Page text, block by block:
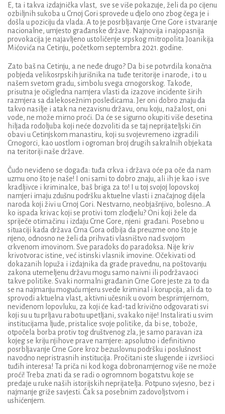
E, ta i takva izdajnička vlast, sve se više pokazuje, želi da po cijenu
ozbiljnih sukoba u Crnoj Gori sprovede u djelo ono zbog čega je i
došla u poziciju da vlada. A to je posrbljavanje Crne Gore i stvaranje
nacionalne, umjesto građanske države. Najnovija i najopasnija
provokacija je najavljeno ustoličenje srpskog mitropolita Joanikija
Mićovića na Cetinju, početkom septembra 2021. godine.
Zato baš na Cetinju, a ne neđe drugo? Da bi se potvrdila konačna
pobjeda velikosrpskih jurišnika na tuđe teritorije i narode, i to u
našem svetom gradu, simbolu svega crnogorskog. Takođe,
prisutna je očigledna namjera vlasti da izazove incidente širih
razmjera sa dalekosežnim posledicama.Jer oni dobro znaju da
takvo nasilje i atak na nezavisnu državu, onu koju, nažalost, oni
vode, ne može mirno proći. Da će se sigurno okupiti više desetina
hiljada rodoljuba koji neće dozvoliti da se taj neprijateljski čin
obavi u Cetinjskom manastiru, koji su svojevremeno izgradili
Crnogorci, kao uostlom i ogroman broj drugih sakralnih objekata
na teritoriji naše države.
Čudo neviđeno se događa: tuđa crkva i država oće pa oče da nam
uzmu ono što je naše! I oni sami to dobro znaju, ali ih je kao i sve
kradljivce i kriminalce, baš briga za to! I u toj svojoj lopovskoj
namjeri imaju zdušnu podršku aktuelne vlasti i značajnog dijela
naroda koji živi u Crnoj Gori. Nestvarno, neobjašnjivo, bolesno…A
ko ispada krivac koji se protivi tom zlodjelu? Oni koji žele da
spriječe otimačinu i izdaju Crne Gore, njeni građani. Posebno u
situaciji kada država Crna Gora odbija da preuzme ono što je
njeno, odnosno ne želi da prihvati vlasništvo nad svojom
crkvenom imovinom. Sve paradoks do paradoksa. Nije kriv
krivotvorac istine, već istinski vlasnik imovine. Očekivati od
dokazanih lopuža i izdajnika da grade pravednu, na poštovanju
zakona utemeljenu državu mogu samo naivni ili podržavaoci
takve politike. Svaki normalni građanin Crne Gore jeste za to da
se na najmanju moguću mjeru svede kriminal i korupcija, ali da to
sprovodi aktuelna vlast, aktivni učesnik u ovom besprimjernom,
neviđenom lopovluku, za koji će kad-tad krivično odgovarati svi
koji su u tu prljavu rabotu upetljani, svakako nije! Instalirati u svim
institucijama ljude, pristalice svoje politike, da bi se, tobože,
otpočela borba protiv tog društvenog zla, je samo paravan iza
kojeg se kriju njihove prave namjere: apsolutno i definitivno
posrbljavanje Crne Gore kroz bezuslovnu podršku i poslušnost
navodno nepristrasnih institucija. Pročitani ste slugende i izvršioci
tuđih interesa! Ta priča ni kod koga dobronamjernog više ne može
proći! Treba znati da se radi o ogromnom bogatstvu koje se
predaje u ruke naših istorijskih neprijatelja. Potpuno svjesno, bez i
najmanje griže savjesti. Čak sa posebnim zadovoljstvom i
ushićenjem.